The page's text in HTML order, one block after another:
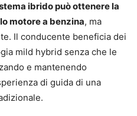
ibrido può ottenere la
motore a benzina, ma
Il conducente beneficia dei
mild hybrid senza che le
e mantenendo
di guida di una